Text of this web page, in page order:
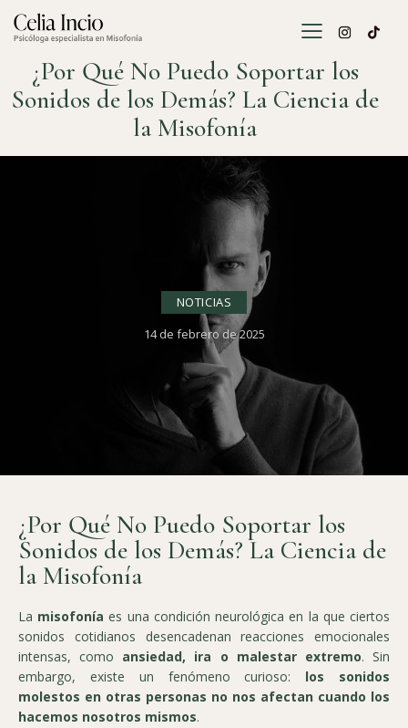
¿Por Qué No Puedo Soportar los
Sonidos de los Demás? La Ciencia de
la Misofonía
NOTICIAS
14 de febrero de 2025
¿Por Qué No Puedo Soportar los
Sonidos de los Demás? La Ciencia de
la Misofonía
La misofonía es una condición neurológica en la que ciertos
sonidos cotidianos desencadenan reacciones emocionales
intensas, como ansiedad, ira o malestar extremo. Sin
embargo, existe un fenómeno curioso: los sonidos
molestos en otras personas no nos afectan cuando los
hacemos nosotros mismos.